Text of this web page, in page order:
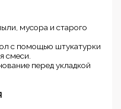
мусора и старого
с помощью штукатурки
смеси.
перед укладкой